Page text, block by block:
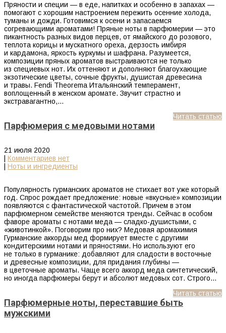
Пряности и специи — в еде, напитках и особенно в запахах —
помогают с хорошим настроением пережить осенние холода,
туманы и дожди. Готовимся к осени и запасаемся
согревающими ароматами! Пряные ноты в парфюмерии — это
пикантность разных видов перцев, от ямайского до розового,
теплота корицы и мускатного ореха, дерзость имбиря
и кардамона, яркость куркумы и шафрана. Разумеется,
композиции пряных ароматов выстраиваются не только
из специевых нот. Их оттеняют и дополняют благоухающие
экзотические цветы, сочные фрукты, душистая древесина
и травы. Fendi Theorema Итальянский темперамент,
воплощенный в женском аромате. Звучит страстно и
экстравагантно,…
Читать статью
Парфюмерия с медовыми нотами
21 июля 2020
Комментариев нет
Ноты и ингредиенты
Популярность гурманских ароматов не стихает вот уже который
год. Спрос рождает предложение: новые «вкусные» композиции
появляются с фантастической частотой. Причем в этом
парфюмерном семействе меняются тренды. Сейчас в особом
фаворе ароматы с нотами меда — сладко-душистыми, с
«животинкой». Поговорим про них? Медовая аромахимия
Гурманские аккорды мед формирует вместе с другими
кондитерскими нотами и пряностями. Но используют его
не только в гурманике: добавляют для сладости в восточные
и древесные композиции, для придания глубины —
в цветочные ароматы. Чаще всего аккорд меда синтетический,
но иногда парфюмеры берут и абсолют медовых сот. Строго…
Читать статью
Парфюмерные ноты, переставшие быть
мужскими